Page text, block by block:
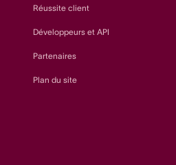
Réussite client
Développeurs et API
Partenaires
Plan du site